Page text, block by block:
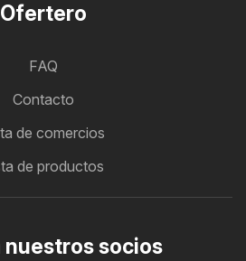
Ofertero
FAQ
Contacto
de comercios
de productos
nuestros socios